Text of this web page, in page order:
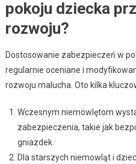
pokoju dziecka
rozwoju?
Dostosowanie zabezpieczeń w
regularnie oceniane i
rozwoju malucha. Oto kilka
Wczesnym niemowlętom
zabezpieczenia, takie jak
gniazdek.
Dla starszych niemowląt i